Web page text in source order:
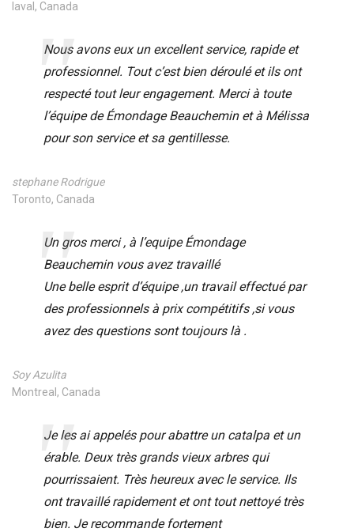
laval, Canada
Nous avons eux un excellent service, rapide et
professionnel. Tout c’est bien déroulé et ils ont
respecté tout leur engagement. Merci à toute
l’équipe de Émondage Beauchemin et à Mélissa
pour son service et sa gentillesse.
stephane Rodrigue
Toronto, Canada
Un gros merci , à l’equipe Émondage
Beauchemin vous avez travaillé
Une belle esprit d’équipe ,un travail effectué par
des professionnels à prix compétitifs ,si vous
avez des questions sont toujours là .
Soy Azulita
Montreal, Canada
Je les ai appelés pour abattre un catalpa et un
érable. Deux très grands vieux arbres qui
pourrissaient. Très heureux avec le service. Ils
ont travaillé rapidement et ont tout nettoyé très
bien. Je recommande fortement